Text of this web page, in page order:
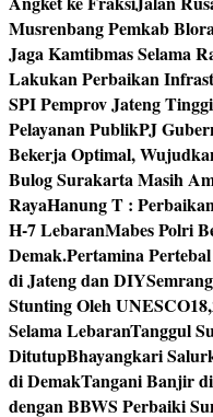
Musrenbang Pemkab
Jaga Kamtibmas Selama
Lakukan Perbaikan
SPI Pemprov Jateng
Pelayanan PublikPJ
Bekerja Optimal,
Bulog Surakarta Masih
RayaHanung T :
H-7 LebaranMabes Polri
Demak.Pertamina
di Jateng dan DIY
Stunting Oleh UNESCO
Selama LebaranTanggul
DitutupBhayangkari
di DemakTangani Banjir
dengan BBWS Perbaiki